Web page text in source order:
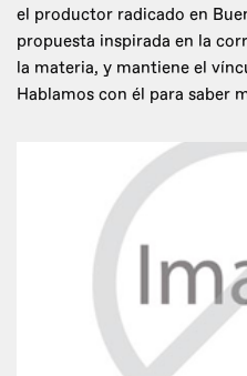
el productor radicado en
propuesta inspirada en la
la materia, y mantiene el
Hablamos con él para saber